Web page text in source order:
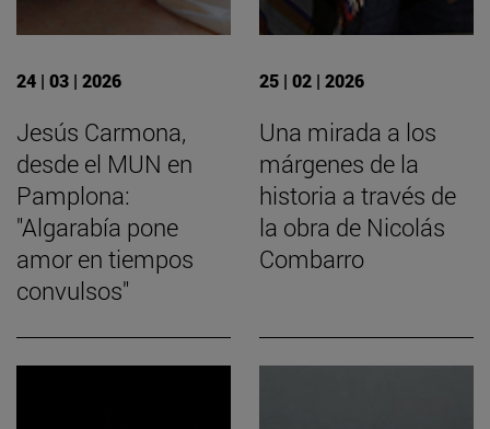
24 | 03 | 2026
Jesús Carmona,
desde el MUN en
Pamplona:
"Algarabía pone
amor en tiempos
convulsos"
25 | 02 | 2026
Una mirada a los
márgenes de la
historia a través de
la obra de Nicolás
Combarro